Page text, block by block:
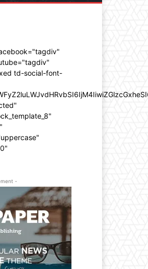
td-social-font-
-